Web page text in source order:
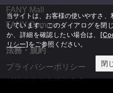
FANY Mall
FANY Commu
法務・規約
プライバシーポリシー
当サイトは、お客様の使いやすさ
しています。このダイアログを閉
か、詳細を確認したい場合は、
リシー]をご参照ください。
閉